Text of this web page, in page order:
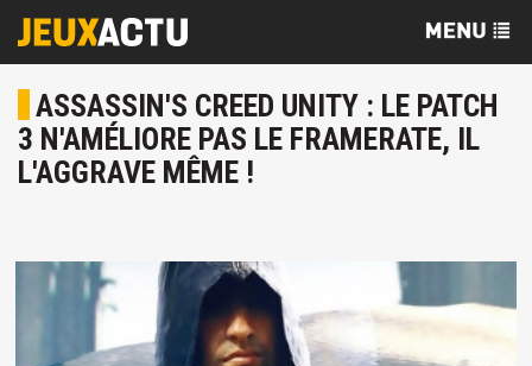
ASSASSIN'S CREED UNITY : LE PATCH
3 N'AMÉLIORE PAS LE FRAMERATE, IL
L'AGGRAVE MÊME !